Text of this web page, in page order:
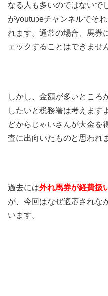
なる人も多いのではないで
がyoutubeチャンネルでそ
れます。通常の場合、馬券
ェックすることはできませ
しかし、金額が多いところ
したいと税務署は考えます
どからじゃいさんが大金を
査に出向いたものと思われ
過去には外れ馬券が経費扱
が、今回はなぜ適応されな
います。